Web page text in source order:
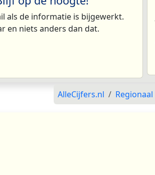
als de informatie is bijgewerkt.
en niets anders dan dat.
AlleCijfers.nl Regionaal